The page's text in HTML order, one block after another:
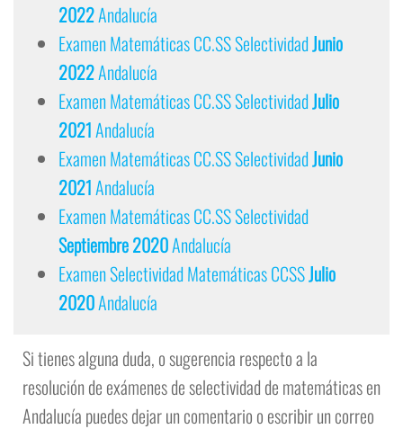
2022Andalucía
Examen Matemáticas CC.SS SelectividadJunio
2022Andalucía
Examen Matemáticas CC.SS SelectividadJulio
2021Andalucía
Examen Matemáticas CC.SS SelectividadJunio
2021Andalucía
Examen Matemáticas CC.SS Selectividad
Septiembre 2020Andalucía
Examen Selectividad Matemáticas CCSSJulio
2020Andalucía
Si tienes alguna duda, o sugerencia respecto a la
resolución de exámenes de selectividad de matemáticas en
Andalucía puedes dejar un comentario o escribir un correo